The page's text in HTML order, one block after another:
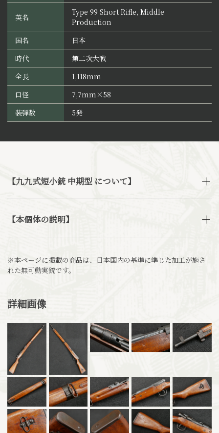
英名
Type 99 Short Rifle, Middle
Production
国名
日本
時代
第二次大戦
全長
1,118mm
口径
7,7mm×58
装弾数
5発
【九九式短小銃 中期型 について】
【本個体の説明】
※本ページに掲載の商品は、日本国内の基準に準じた加工が施さ
れた無可動実銃です。
詳細画像